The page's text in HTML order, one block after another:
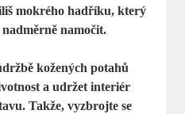
mokrého hadříku, který
namočit.
kožených potahů
a udržet interiér
Takže, vyzbrojte se